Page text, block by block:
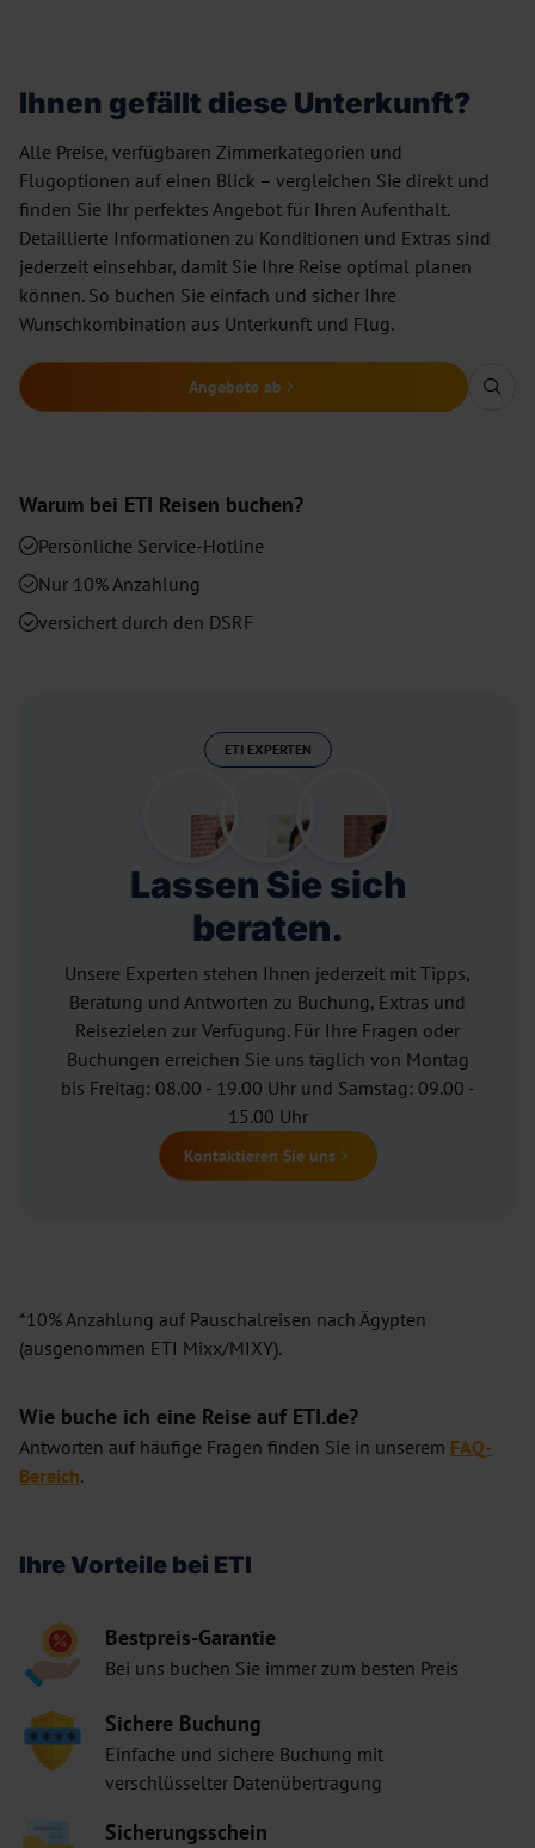
Ihnen gefällt diese Unterkunft?
Alle Preise, verfügbaren Zimmerkategorien und
Flugoptionen auf einen Blick – vergleichen Sie direkt und
finden Sie Ihr perfektes Angebot für Ihren Aufenthalt.
Detaillierte Informationen zu Konditionen und Extras sind
jederzeit einsehbar, damit Sie Ihre Reise optimal planen
können. So buchen Sie einfach und sicher Ihre
Wunschkombination aus Unterkunft und Flug.
Angebote ab
Warum bei ETI Reisen buchen?
Persönliche Service-Hotline
Nur 10% Anzahlung
versichert durch den DSRF
ETI EXPERTEN
Lassen Sie sich
beraten.
Unsere Experten stehen Ihnen jederzeit mit Tipps,
Beratung und Antworten zu Buchung, Extras und
Reisezielen zur Verfügung. Für Ihre Fragen oder
Buchungen erreichen Sie uns täglich von Montag
bis Freitag: 08.00 - 19.00 Uhr und Samstag: 09.00 -
15.00 Uhr
Kontaktieren Sie uns
*10% Anzahlung auf Pauschalreisen nach Ägypten
(ausgenommen ETI Mixx/MIXY).
Wie buche ich eine Reise auf ETI.de?
Antworten auf häufige Fragen finden Sie in unserem FAQ-
Bereich.
Ihre Vorteile bei ETI
Bestpreis-Garantie
Bei uns buchen Sie immer zum besten Preis
Sichere Buchung
Einfache und sichere Buchung mit
verschlüsselter Datenübertragung
Sicherungsschein